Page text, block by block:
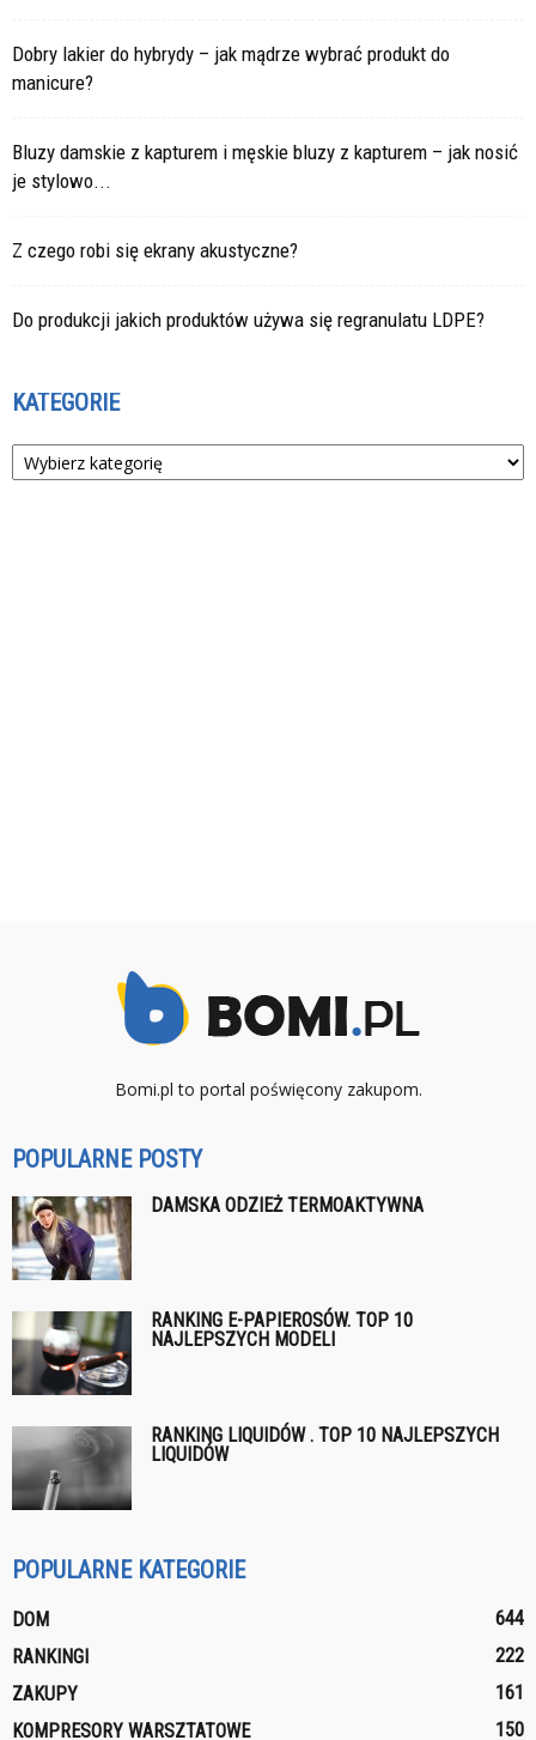
Dobry lakier do hybrydy – jak mądrze wybrać produkt do
manicure?
Bluzy damskie z kapturem i męskie bluzy z kapturem – jak nosić
je stylowo...
Z czego robi się ekrany akustyczne?
Do produkcji jakich produktów używa się regranulatu LDPE?
KATEGORIE
Kategorie
Bomi.pl to portal poświęcony zakupom.
POPULARNE POSTY
DAMSKA ODZIEŻ TERMOAKTYWNA
RANKING E-PAPIEROSÓW. TOP 10
NAJLEPSZYCH MODELI
RANKING LIQUIDÓW . TOP 10 NAJLEPSZYCH
LIQUIDÓW
POPULARNE KATEGORIE
DOM
644
RANKINGI
222
ZAKUPY
161
KOMPRESORY WARSZTATOWE
150